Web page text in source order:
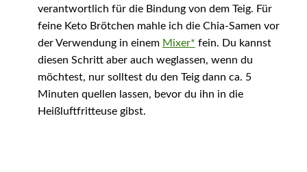
verantwortlich für die Bindung von dem Teig. Für
feine Keto Brötchen mahle ich die Chia-Samen vor
der Verwendung in einem Mixer* fein. Du kannst
diesen Schritt aber auch weglassen, wenn du
möchtest, nur solltest du den Teig dann ca. 5
Minuten quellen lassen, bevor du ihn in die
Heißluftfritteuse gibst.